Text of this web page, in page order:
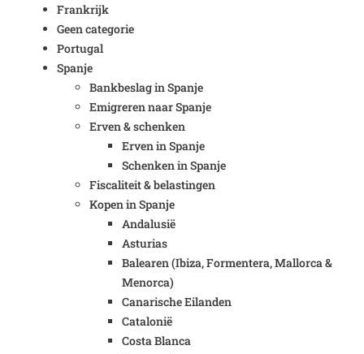
Frankrijk
Geen categorie
Portugal
Spanje
Bankbeslag in Spanje
Emigreren naar Spanje
Erven & schenken
Erven in Spanje
Schenken in Spanje
Fiscaliteit & belastingen
Kopen in Spanje
Andalusië
Asturias
Balearen (Ibiza, Formentera, Mallorca &
Menorca)
Canarische Eilanden
Catalonië
Costa Blanca